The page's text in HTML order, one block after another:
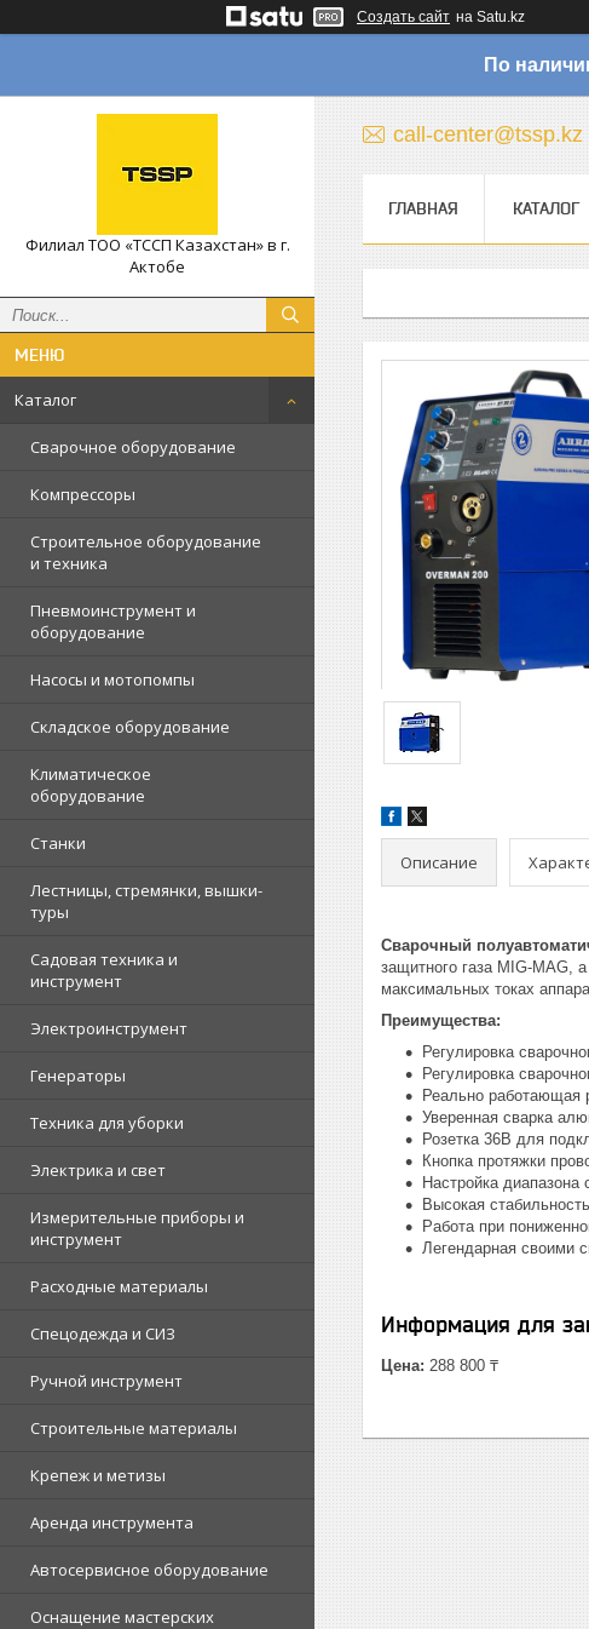
Создать сайт на Satu.kz
По
Филиал ТОО «ТССП Казахстан» в г.
Актобе
Каталог
Сварочное оборудование
Компрессоры
Строительное оборудование
и техника
Пневмоинструмент и
оборудование
Насосы и мотопомпы
Складское оборудование
Климатическое
оборудование
Станки
Лестницы, стремянки, вышки-
туры
Садовая техника и
инструмент
Электроинструмент
Генераторы
Техника для уборки
Электрика и свет
Измерительные приборы и
инструмент
Расходные материалы
Спецодежда и СИЗ
Ручной инструмент
Строительные материалы
Крепеж и метизы
Аренда инструмента
Автосервисное оборудование
Оснащение мастерских
call-center@tssp.kz
ГЛАВНАЯ КАТАЛОГ
Описание
Сварочный
защитного газа MIG-MAG,
максимальных токах
Преимущества:
Регулировка
Регулировка
Реально работающая
Уверенная сварка
Розетка 36В для
Кнопка протяжки
Настройка
Высокая
Работа при
Легендарная своими
Информация для
Цена: 288 800 ₸